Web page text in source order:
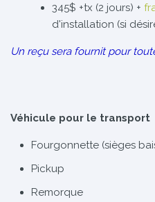
345$ +tx (2 jours) +
d'installation (si
Un reçu sera fournit pour
Véhicule pour le transport
Fourgonnette (sièges
Pickup
Remorque